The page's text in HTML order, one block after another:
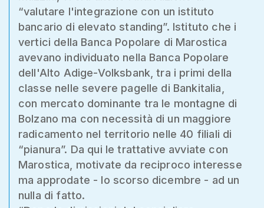
“valutare l'integrazione con un istituto
bancario di elevato standing”. Istituto che i
vertici della Banca Popolare di Marostica
avevano individuato nella Banca Popolare
dell'Alto Adige-Volksbank, tra i primi della
classe nelle severe pagelle di Bankitalia,
con mercato dominante tra le montagne di
Bolzano ma con necessità di un maggiore
radicamento nel territorio nelle 40 filiali di
“pianura”. Da qui le trattative avviate con
Marostica, motivate da reciproco interesse
ma approdate - lo scorso dicembre - ad un
nulla di fatto.